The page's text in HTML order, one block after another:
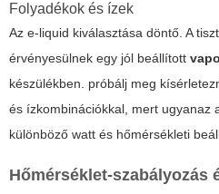
Folyadékok és ízek
Az e-liquid kiválasztása döntő. A
érvényesülnek egy jól beállított
készülékben. próbálj meg
és ízkombinációkkal, mert ugyanaz
különböző watt és hőmérsékleti
Hőmérséklet-szabályozás